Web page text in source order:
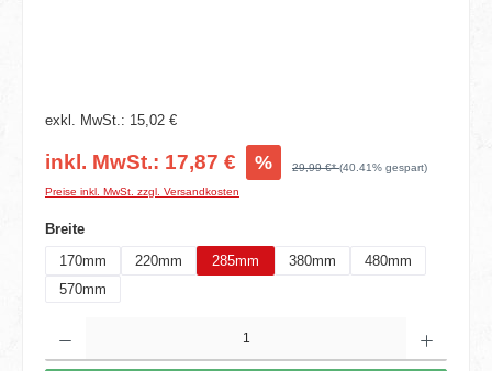
exkl. MwSt.: 15,02 €
inkl. MwSt.: 17,87 € % 29,99 €*(40.41% gespart)
Preise inkl. MwSt. zzgl. Versandkosten
Breiteauswählen
170mm
220mm 285mm 380mm
480mm
570mm